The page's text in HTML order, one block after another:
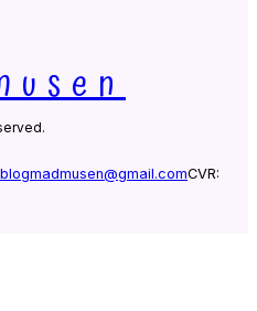
blogmadmusen@gmail.comCVR: